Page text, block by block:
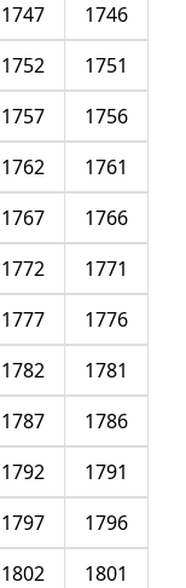
1746
1747
1751
1752
1756
1757
1761
1762
1766
1767
1771
1772
1776
1777
1781
1782
1786
1787
1791
1792
1796
1797
1801
1802